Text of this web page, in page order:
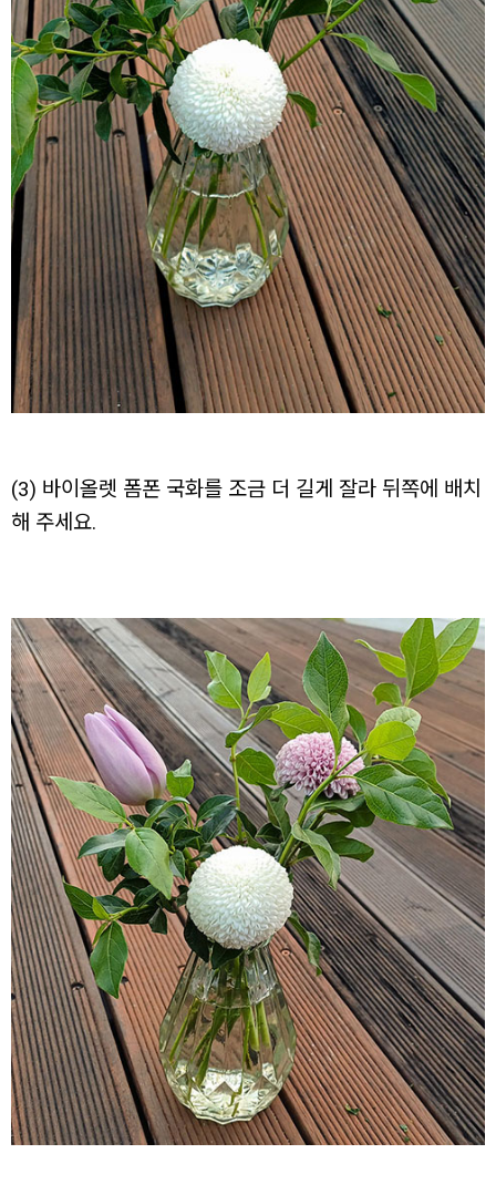
(3) 바이올렛 폼폰 국화를 조금 더 길게 잘라 뒤쪽에 배치
해 주세요.